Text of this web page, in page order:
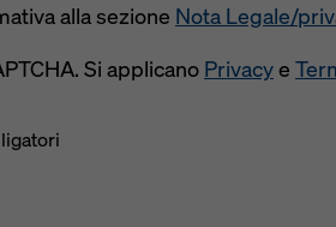
alla sezione Nota Legale/
Si applicano Privacye